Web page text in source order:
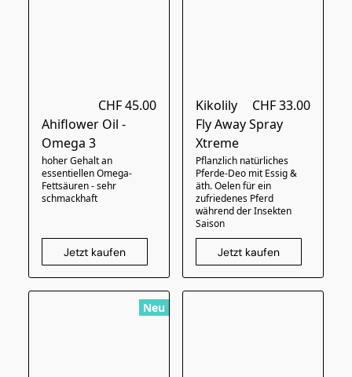
CHF 45.00
Ahiflower Oil -
Omega 3
hoher Gehalt an
essentiellen Omega-
Fettsäuren - sehr
schmackhaft
Jetzt kaufen
CHF 33.00
Kikolily
Fly Away Spray
Xtreme
Pflanzlich natürliches
Pferde-Deo mit Essig &
äth. Oelen für ein
zufriedenes Pferd
während der Insekten
Saison
Jetzt kaufen
Neu